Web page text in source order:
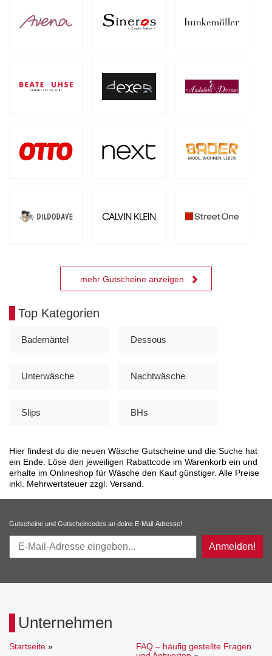
mehr Gutscheine anzeigen
Top Kategorien
Bademäntel Dessous
Unterwäsche Nachtwäsche
Slips BHs
Hier findest du die neuen Wäsche Gutscheine und die Suche hat
ein Ende. Löse den jeweiligen Rabattcode im Warenkorb ein und
erhalte im Onlineshop für Wäsche den Kauf günstiger. Alle Preise
inkl. Mehrwertsteuer zzgl. Versand.
Gutscheine und Gutscheincodes an deine E-Mail-Adresse!
Anmelden!
Unternehmen
Startseite »
FAQ – häufig gestellte Fragen